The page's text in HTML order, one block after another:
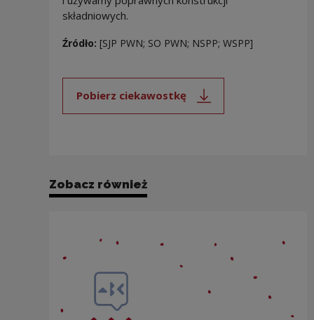
składniowych.
Źródło: [SJP PWN; SO PWN; NSPP; WSPP]
Pobierz ciekawostkę
Uwaga, link zostanie otwarty
Zobacz również